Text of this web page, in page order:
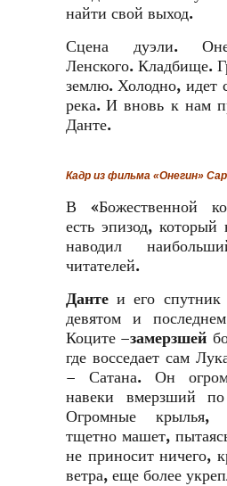
найти свой выход.
Сцена дуэли.
Ленского. Кладбище.
землю. Холодно, идет
река. И вновь к нам
Данте.
Кадр из фильма «Онегин»
В «Божественной
есть эпизод, который
наводил
читателей.
Данте и его спутник
девятом и
Коците –замерзшей
где восседает сам
– Сатана. Он
навеки вмерзший
Огромные крылья,
тщетно машет,
не приносит ничего,
ветра, еще более